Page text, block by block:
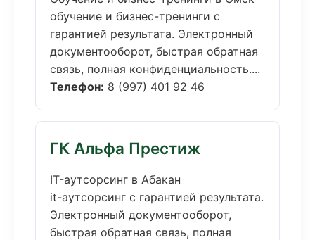
обучение и бизнес-тренинги с
гарантией результата. Электронный
документооборот, быстрая обратная
связь, полная конфиденциальность....
Телефон: 8 (997) 401 92 46
ГК Альфа Престиж
IT-аутсорсинг в Абакан
it-аутсорсинг с гарантией результата.
Электронный документооборот,
быстрая обратная связь, полная